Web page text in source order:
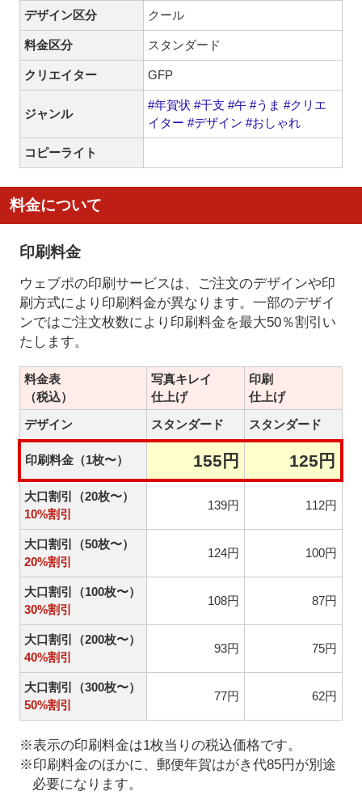
デザイン区分 クール
料金区分 スタンダード
クリエイター GFP
ジャンル
#年賀状 #干支 #午 #うま #クリエ
イター #デザイン #おしゃれ
コピーライト
料金について
印刷料金
ウェブポの印刷サービスは、ご注文のデザインや印
刷方式により印刷料金が異なります。一部のデザイ
ンではご注文枚数により印刷料金を最大50％割引い
たします。
料金表
（税込）
写真キレイ
仕上げ
印刷
仕上げ
デザイン
スタンダード スタンダード
印刷料金（1枚〜） 155円 125円
大口割引（20枚〜）
10%割引
139円 112円
大口割引（50枚〜）
20%割引
124円 100円
大口割引（100枚〜）
30%割引
108円 87円
大口割引（200枚〜）
40%割引
93円 75円
大口割引（300枚〜）
50%割引
77円 62円
※表示の印刷料金は1枚当りの税込価格です。
※印刷料金のほかに、郵便年賀はがき代85円が別途
必要になります。